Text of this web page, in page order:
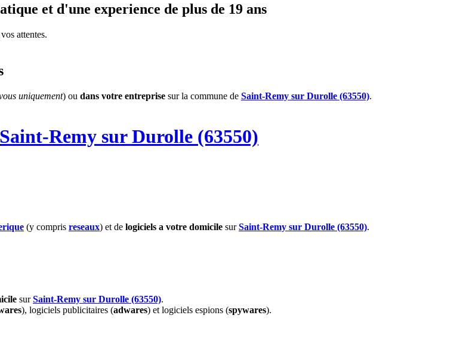
et d'une experience de plus de 19 ans
attentes.
uniquement) ou dans votre entreprise sur la commune de Saint-Remy sur Durolle (63550).
Saint-Remy sur Durolle (63550)
(y compris reseaux) et de logiciels a votre domicile surSaint-Remy sur Durolle (63550).
surSaint-Remy sur Durolle (63550).
), logiciels publicitaires (adwares) et logiciels espions (spywares).